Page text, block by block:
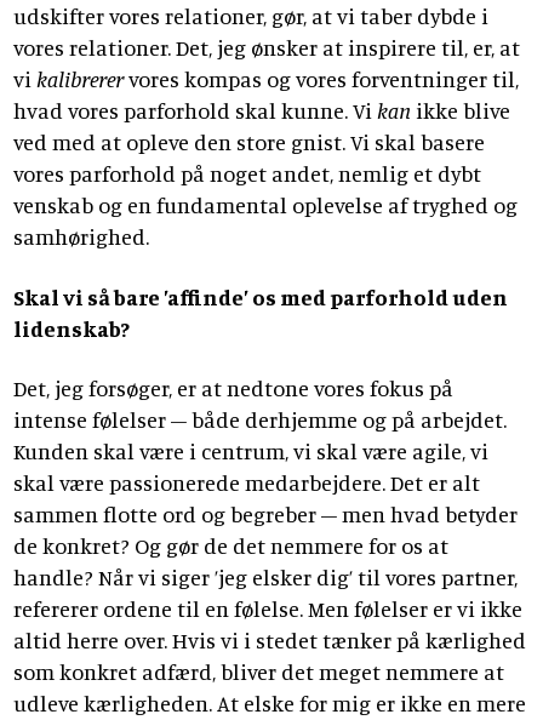
udskifter vores relationer, gør, at vi taber dybde i
vores relationer. Det, jeg ønsker at inspirere til, er, at
vi kalibrerervores kompas og vores forventninger til,
hvad vores parforhold skal kunne. Vi kan ikke blive
ved med at opleve den store gnist. Vi skal basere
vores parforhold på noget andet, nemlig et dybt
venskab og en fundamental oplevelse af tryghed og
samhørighed.
Skal vi så bare ’affinde’ os med parforhold uden
lidenskab?
Det, jeg forsøger, er at nedtone vores fokus på
intense følelser – både derhjemme og på arbejdet.
Kunden skal være i centrum, vi skal være agile, vi
skal være passionerede medarbejdere. Det er alt
sammen flotte ord og begreber – men hvad betyder
de konkret? Og gør de det nemmere for os at
handle? Når vi siger ’jeg elsker dig’ til vores partner,
refererer ordene til en følelse. Men følelser er vi ikke
altid herre over. Hvis vi i stedet tænker på kærlighed
som konkret adfærd, bliver det meget nemmere at
udleve kærligheden. At elske for mig er ikke en mere